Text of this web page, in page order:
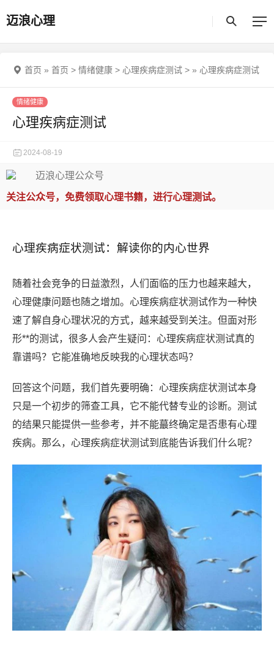
迈浪心理
首页 » 首页 > 情绪健康 > 心理疾病症测试 > » 心理疾病症测试
情绪健康
心理疾病症测试
2024-08-19
关注公众号，免费领取心理书籍，进行心理测试。
心理疾病症状测试：解读你的内心世界
随着社会竞争的日益激烈，人们面临的压力也越来越大，
心理健康问题也随之增加。心理疾病症状测试作为一种快
速了解自身心理状况的方式，越来越受到关注。但面对形
形**的测试，很多人会产生疑问：心理疾病症状测试真的
靠谱吗？它能准确地反映我的心理状态吗？
回答这个问题，我们首先要明确：心理疾病症状测试本身
只是一个初步的筛查工具，它不能代替专业的诊断。测试
的结果只能提供一些参考，并不能蕞终确定是否患有心理
疾病。那么，心理疾病症状测试到底能告诉我们什么呢？